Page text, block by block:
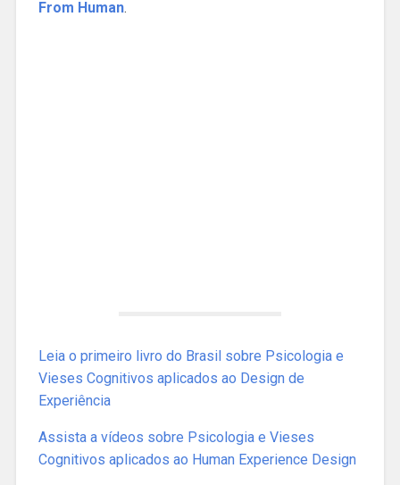
From Human.
Leia o primeiro livro do Brasil sobre Psicologia e
Vieses Cognitivos aplicados ao Design de
Experiência
Assista a vídeos sobre Psicologia e Vieses
Cognitivos aplicados ao Human Experience Design